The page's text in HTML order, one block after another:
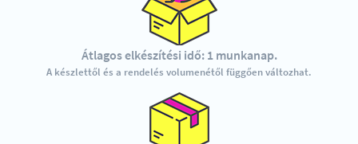
Átlagos elkészítési idő: 1 munkanap.
A készlettől és a rendelés volumenétől függően változhat.